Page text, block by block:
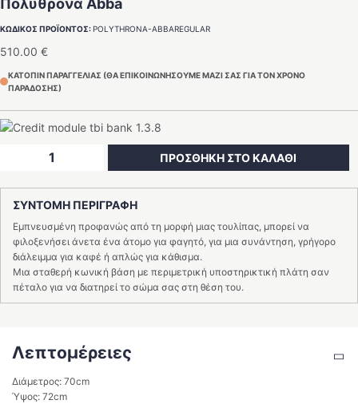
Πολυθρόνα Abba
ΚΩΔΙΚΟΣ ΠΡΟΪΟΝΤΟΣ: POLYTHRONA-ABBAREGULAR
510.00 €
ΚΑΤΟΠΙΝ ΠΑΡΑΓΓΕΛΙΑΣ (ΘΑ ΕΠΙΚΟΙΝΩΝΗΣΟΥΜΕ ΜΑΖΙ ΣΑΣ ΓΙΑ ΤΟΝ ΧΡΟΝΟ
ΠΑΡΑΔΟΣΗΣ)
Πολυθρόνα
ποσότητα
ΠΡΟΣΘΗΚΗ ΣΤΟ ΚΑΛΑΘΙ
ΣΥΝΤΟΜΗ ΠΕΡΙΓΡΑΦΗ
Εμπνευσμένη προφανώς από τη μορφή μιας τουλίπας, μπορεί να
φιλοξενήσει άνετα ένα άτομο για φαγητό, για μια συνάντηση, γρήγορο
διάλειμμα για καφέ ή απλώς για κάθισμα.
Μια σταθερή κωνική βάση με περιμετρική υποστηρικτική πλάτη σαν
πέταλο για να διατηρεί το σώμα σας στη θέση του.
Λεπτομέρειες
Διάμετρος: 70cm
Ύψος: 72cm